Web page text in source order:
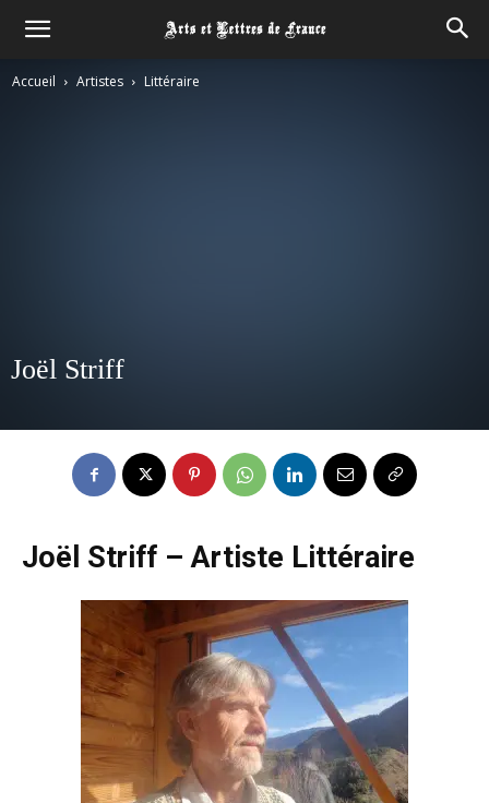
Accueil Artistes Littéraire
Joël Striff
Joël Striff – Artiste Littéraire